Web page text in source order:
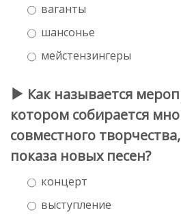
ваганты
шансонье
мейстензингеры
Как называется
котором собирается
совместного
показа новых песен?
концерт
выступление